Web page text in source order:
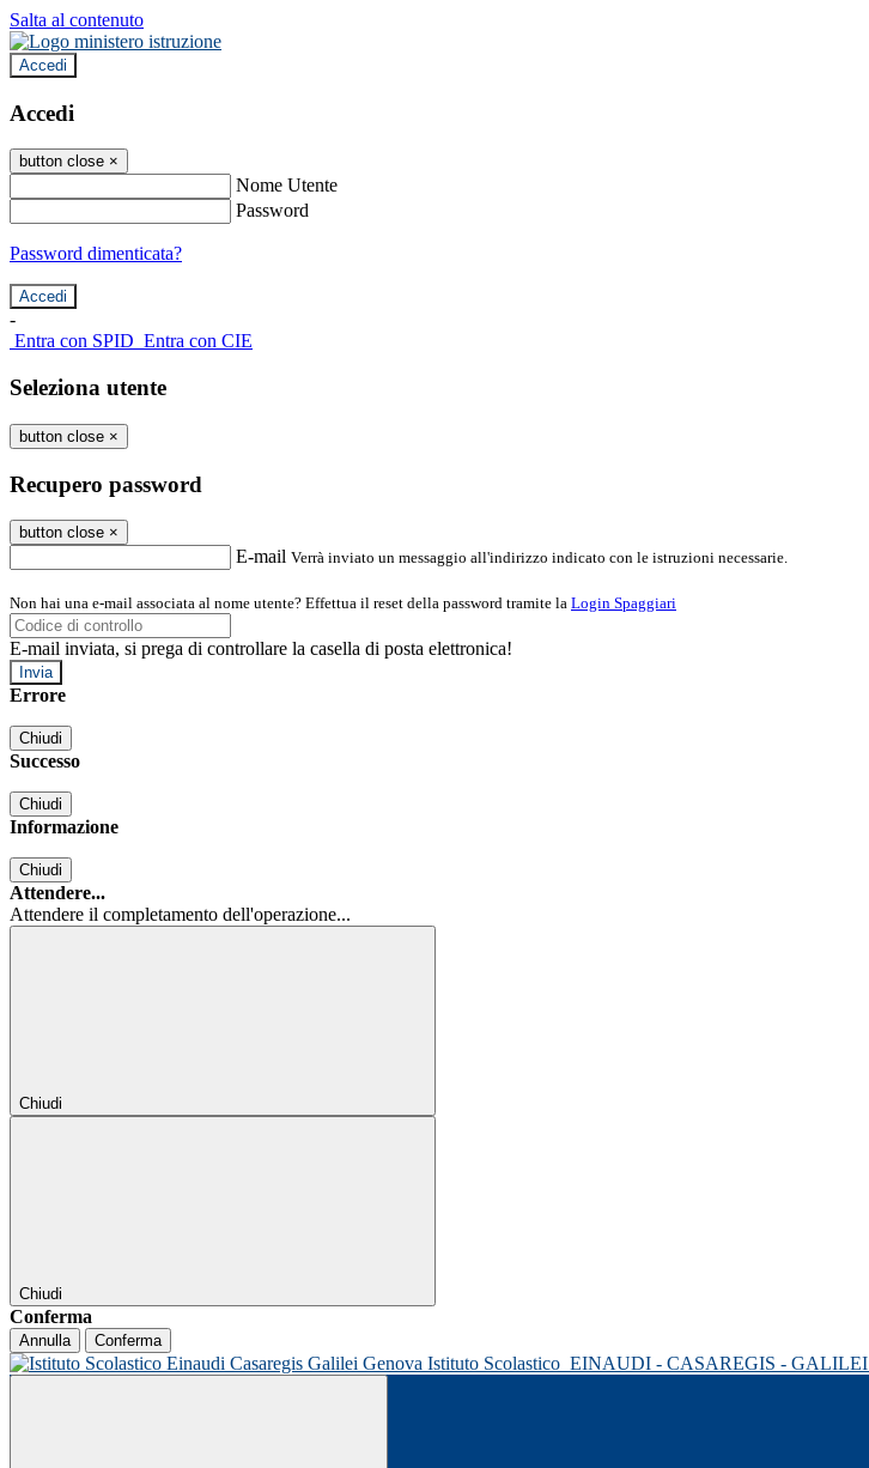
Salta al contenuto
Accedi
Accedi
button close ×
Nome Utente
Password
Password dimenticata?
-
Entra con SPID Entra con CIE
Seleziona utente
button close ×
Recupero password
button close ×
E-mail Verrà inviato un messaggio all'indirizzo indicato con le istruzioni necessarie.
Non hai una e-mail associata al nome utente? Effettua il reset della password tramite la Login Spaggiari
E-mail inviata, si prega di controllare la casella di posta elettronica!
Errore
Chiudi
Successo
Chiudi
Informazione
Chiudi
Attendere...
Attendere il completamento dell'operazione...
Chiudi
Chiudi
Conferma
Annulla Conferma
Istituto Scolastico EINAUDI - CASAREGIS - GALILEI